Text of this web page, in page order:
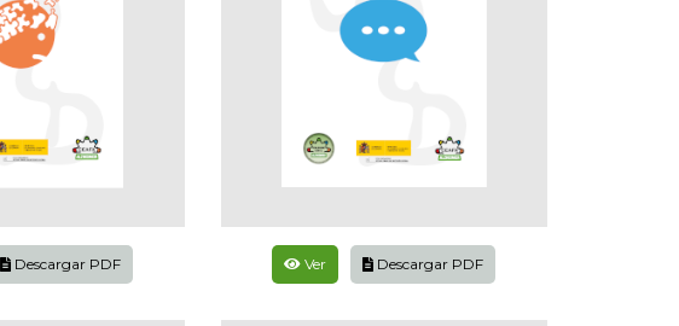
Descargar PDF Ver Descargar PDF